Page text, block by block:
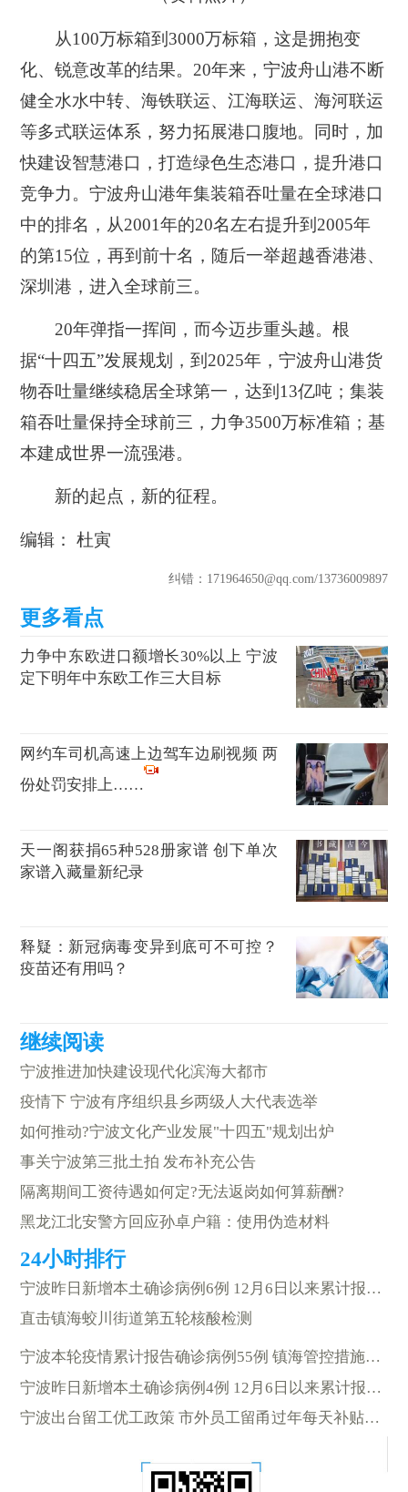
从100万标箱到3000万标箱，这是拥抱变
化、锐意改革的结果。20年来，宁波舟山港不断
健全水水中转、海铁联运、江海联运、海河联运
等多式联运体系，努力拓展港口腹地。同时，加
快建设智慧港口，打造绿色生态港口，提升港口
竞争力。宁波舟山港年集装箱吞吐量在全球港口
中的排名，从2001年的20名左右提升到2005年
的第15位，再到前十名，随后一举超越香港港、
深圳港，进入全球前三。
20年弹指一挥间，而今迈步重头越。根
据“十四五”发展规划，到2025年，宁波舟山港货
物吞吐量继续稳居全球第一，达到13亿吨；集装
箱吞吐量保持全球前三，力争3500万标准箱；基
本建成世界一流强港。
新的起点，新的征程。
编辑： 杜寅
纠错：171964650@qq.com/13736009897
力争中东欧进口额增长30%以上 宁波
定下明年中东欧工作三大目标
网约车司机高速上边驾车边刷视频 两
份处罚安排上……
天一阁获捐65种528册家谱 创下单次
家谱入藏量新纪录
释疑：新冠病毒变异到底可不可控？
疫苗还有用吗？
宁波推进加快建设现代化滨海大都市
疫情下 宁波有序组织县乡两级人大代表选举
如何推动?宁波文化产业发展"十四五"规划出炉
事关宁波第三批土拍 发布补充公告
隔离期间工资待遇如何定?无法返岗如何算薪酬?
黑龙江北安警方回应孙卓户籍：使用伪造材料
宁波昨日新增本土确诊病例6例 12月6日以来累计报告57例
直击镇海蛟川街道第五轮核酸检测
宁波本轮疫情累计报告确诊病例55例 镇海管控措施维持不变
宁波昨日新增本土确诊病例4例 12月6日以来累计报告51例
宁波出台留工优工政策 市外员工留甬过年每天补贴100元